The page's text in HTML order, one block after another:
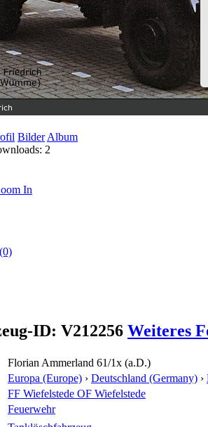
Bilder Album
2
In
ID: V212256 Weiteres
Florian Ammerland 61/1x (a.D.)
Europa (Europe) › Deutschland (Germany) ›
FF Wiefelstede OF Wiefelstede
Feuerwehr